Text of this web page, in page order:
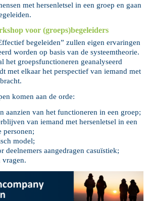
met hersenletsel in een groep en gaan
voor (groeps)begeleiders
begeleiden” zullen eigen ervaringen
worden op basis van de systeemtheorie.
het groepsfunctioneren geanalyseerd
met elkaar het perspectief van iemand met
komen aan de orde:
aanzien van het functioneren in een groep;
van iemand met hersenletsel in een
personen;
model;
deelnemers aangedragen casuïstiek;
vragen.